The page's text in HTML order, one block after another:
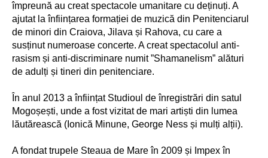
împreună au creat spectacole umanitare cu deținuți. A
ajutat la înființarea formației de muzică din Penitenciarul
de minori din Craiova, Jilava și Rahova, cu care a
susținut numeroase concerte. A creat spectacolul anti-
rasism și anti-discriminare numit ”Shamanelism” alături
de adulți și tineri din penitenciare.
În anul 2013 a înființat Studioul de înregistrări din satul
Mogoșești, unde a fost vizitat de mari artiști din lumea
lăutărească (Ionică Minune, George Ness și mulți alții).
A fondat trupele Steaua de Mare în 2009 și Impex în